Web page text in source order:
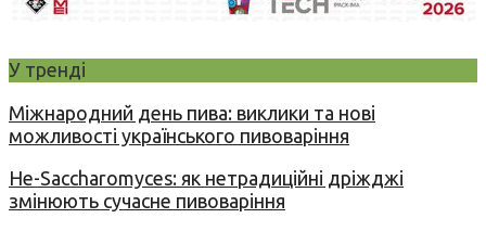
У тренді
Міжнародний день пива: виклики та нові
можливості українського пивоваріння
Не-Saccharomyces: як нетрадиційні дріжджі
змінюють сучасне пивоваріння